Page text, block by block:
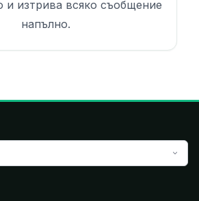
и изтрива всяко съобщение
напълно.